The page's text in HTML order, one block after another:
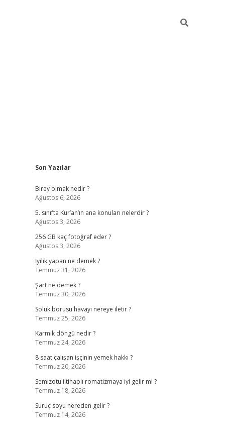
Sidebar
Son Yazılar
Birey olmak nedir ?
Ağustos 6, 2026
5. sınıfta Kur’an’ın ana konuları nelerdir ?
Ağustos 3, 2026
256 GB kaç fotoğraf eder ?
Ağustos 3, 2026
İyilik yapan ne demek ?
Temmuz 31, 2026
Şart ne demek ?
Temmuz 30, 2026
Soluk borusu havayı nereye iletir ?
Temmuz 25, 2026
Karmik döngü nedir ?
Temmuz 24, 2026
8 saat çalışan işçinin yemek hakkı ?
Temmuz 20, 2026
Semizotu iltihaplı romatizmaya iyi gelir mi ?
Temmuz 18, 2026
Suruç soyu nereden gelir ?
Temmuz 14, 2026